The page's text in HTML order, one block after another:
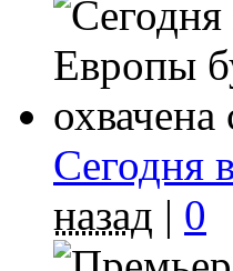
Сегодня
назад | 0